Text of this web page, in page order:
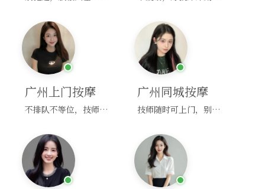
广州上门按摩
不排队不等位，技师直奔你家！
广州同城按摩
技师随时可上门，别啰嗦，赶紧约！